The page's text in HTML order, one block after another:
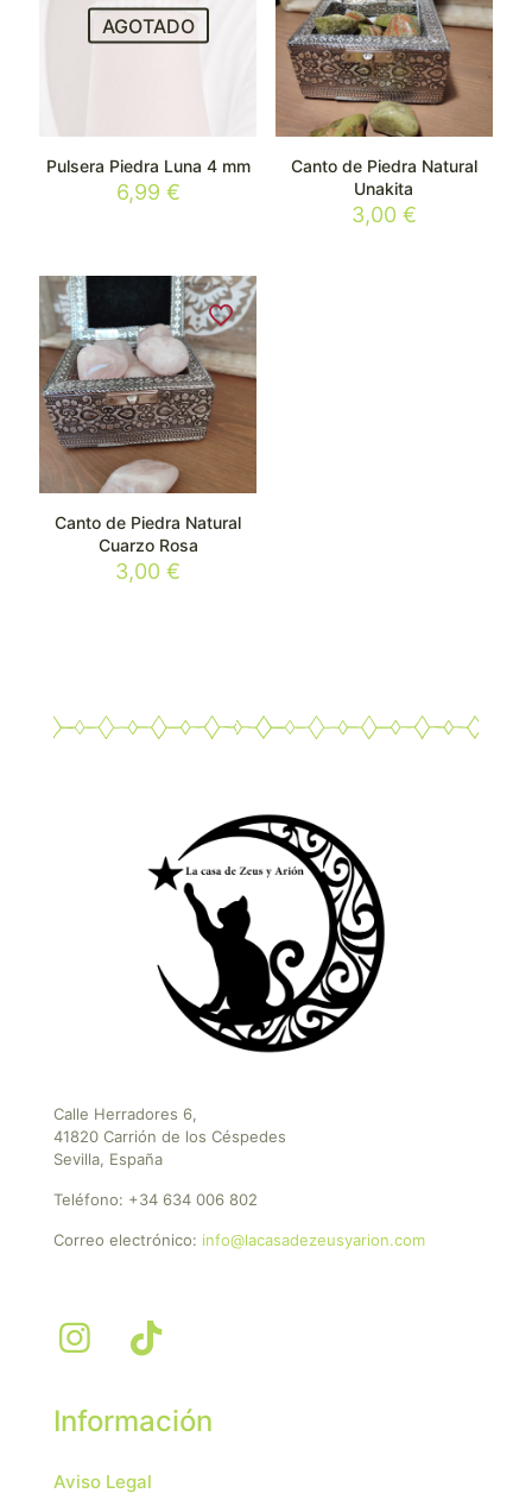
AGOTADO
Pulsera Piedra Luna 4 mm
6,99 €
Canto de Piedra Natural
Unakita
3,00 €
Canto de Piedra Natural
Cuarzo Rosa
3,00€
Calle Herradores 6,
41820 Carrión de los Céspedes
Sevilla, España
Teléfono: +34 634 006 802
Correo electrónico: info@lacasadezeusyarion.com
Información
Aviso Legal